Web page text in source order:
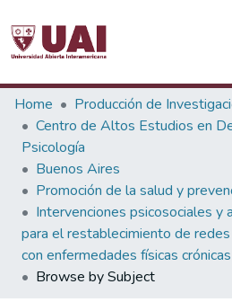
Communities & Collections
All of DSpace
Home
Producción de
Centro de Altos Estudios en
Psicología
Buenos Aires
Promoción de la salud y
Intervenciones psicosociales y
para el restablecimiento de
con enfermedades físicas crónicas
Browse by Subject